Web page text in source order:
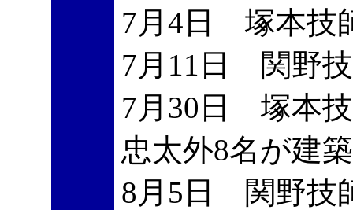
7月4日 塚本技
7月11日 関野
7月30日 塚本
忠太外8名が建
8月5日 関野技